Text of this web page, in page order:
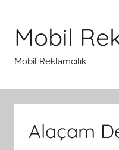
Mobil
Mobil Reklamcılık
Alaçam